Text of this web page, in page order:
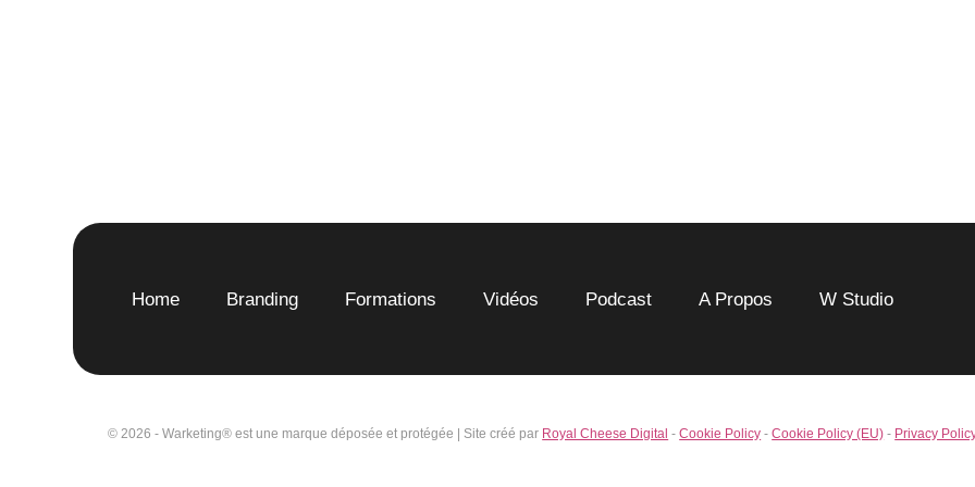
Home Branding Formations Vidéos Podcast A Propos W Studio
© 2026 - Warketing® est une marque déposée et protégée | Site créé par Royal Cheese Digital -Cookie Policy -Cookie Policy (EU) - Privacy